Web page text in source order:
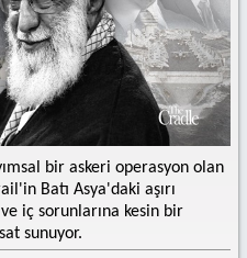
bir askeri operasyon olan
Batı Asya'daki aşırı
iç sorunlarına kesin bir
sunuyor.